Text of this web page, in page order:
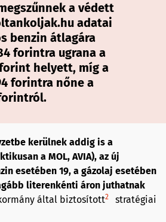
a védett
adatai
benzin átlagára
forintra ugrana a
helyett, míg a
forintra nőne a
kerülnek addig is a
a MOL, AVIA), az új
esetében 19, a gázolaj esetében
literenkénti áron juthatnak
által biztosított2
stratégiai